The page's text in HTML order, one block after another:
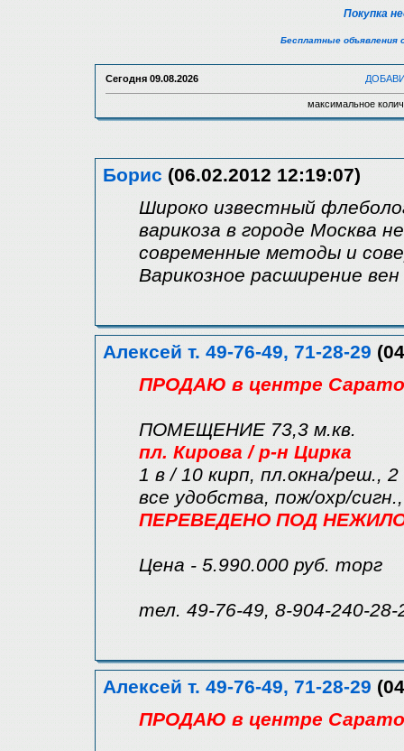
Покупка
Бесплатные объявления
Сегодня 09.08.2026
максимальное
Борис (06.02.2012 12:19:07)
Широко известный
варикоза в городе Москва
современные методы и
Варикозное расширение
Алексей т. 49-76-49, 71-28-29
ПРОДАЮ в центре
ПОМЕЩЕНИЕ 73,3 м.кв.
пл. Кирова / р-н Цирка
1 в / 10 кирп, пл.окна/реш.,
все удобства, пож/охр/
ПЕРЕВЕДЕНО ПОД
Цена - 5.990.000 руб. торг
тел. 49-76-49, 8-904-240-28-
Алексей т. 49-76-49, 71-28-29
ПРОДАЮ в центре